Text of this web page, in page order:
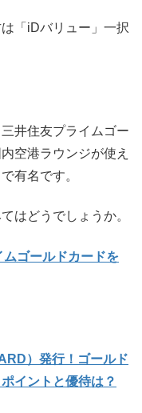
「iDバリュー」一択
井住友プライムゴー
空港ラウンジが使え
有名です。
はどうでしょうか。
ゴールドカードを
）発行！ゴールド
イントと優待は？